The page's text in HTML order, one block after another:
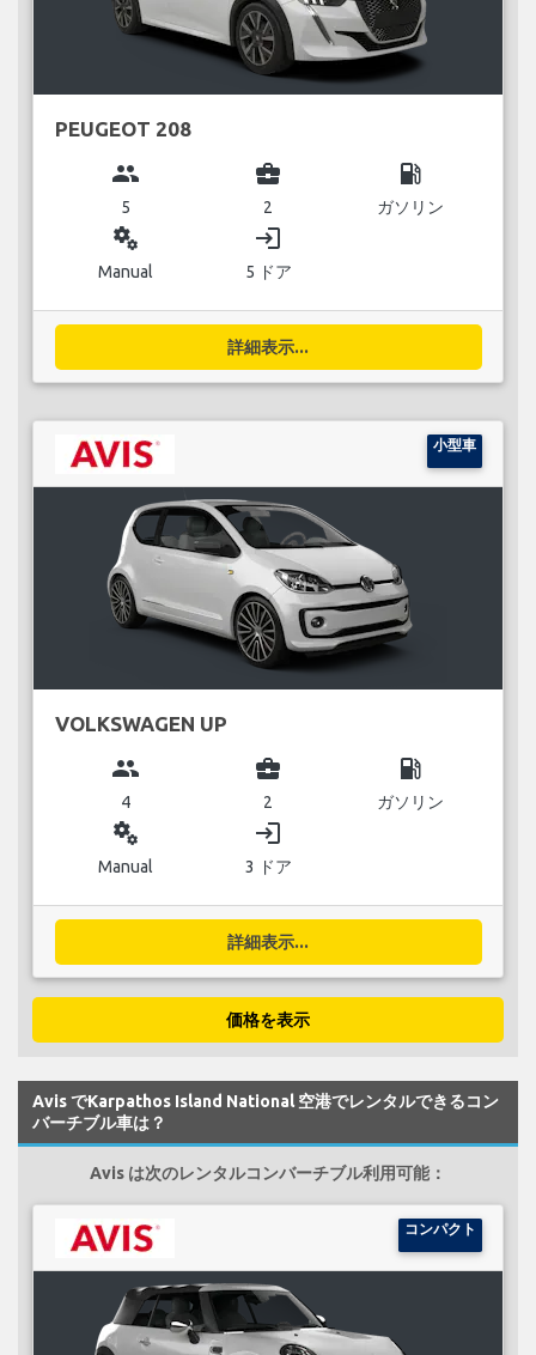
PEUGEOT 208
group
5
business_center
2
local_gas_station
ガソリン
miscellaneous_services
Manual
login
5 ドア
詳細表示...
小型車
VOLKSWAGEN UP
group
4
business_center
2
local_gas_station
ガソリン
miscellaneous_services
Manual
login
3 ドア
詳細表示...
価格を表示
Avis でKarpathos Island National 空港でレンタルできるコン
バーチブル車は？
Avis は次のレンタルコンバーチブル利用可能：
コンパクト